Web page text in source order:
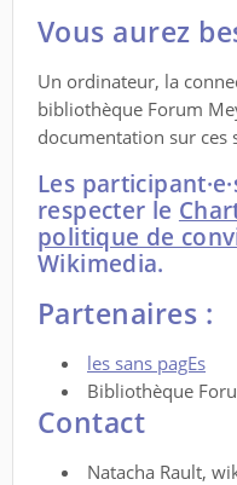
Vous aurez
Un ordinateur, la
bibliothèque Forum
documentation sur ces
Les
respecter le
politique de
Wikimedia.
Partenaires :
les sans pagEs
Bibliothèque
Contact
Natacha Rault,